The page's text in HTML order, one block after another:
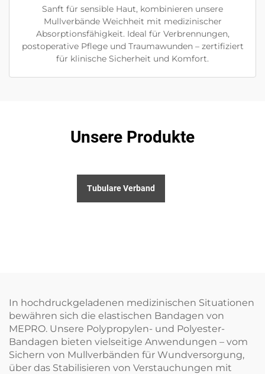
Sanft für sensible Haut, kombinieren unsere
Mullverbände Weichheit mit medizinischer
Absorptionsfähigkeit. Ideal für Verbrennungen,
postoperative Pflege und Traumawunden – zertifiziert
für klinische Sicherheit und Komfort.
Unsere Produkte
Tubulare Verband
In hochdruckgeladenen medizinischen Situationen
bewähren sich die elastischen Bandagen von
MEPRO. Unsere Polypropylen- und Polyester-
Bandagen bieten vielseitige Anwendungen – vom
Sichern von Mullverbänden für Wundversorgung,
über das Stabilisieren von Verstauchungen mit